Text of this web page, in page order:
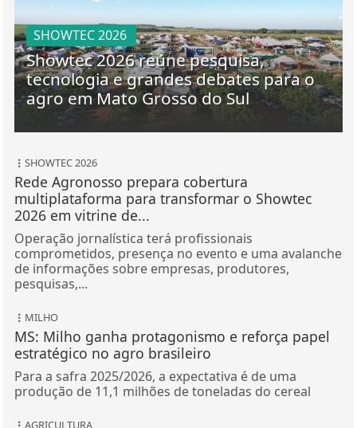
SHOWTEC 2026
Showtec 2026 reúne pesquisa,
tecnologia e grandes debates para o
agro em Mato Grosso do Sul
SHOWTEC 2026
Rede Agronosso prepara cobertura
multiplataforma para transformar o Showtec
2026 em vitrine de...
Operação jornalística terá profissionais
comprometidos, presença no evento e uma avalanche
de informações sobre empresas, produtores,
pesquisas,...
MILHO
MS: Milho ganha protagonismo e reforça papel
estratégico no agro brasileiro
Para a safra 2025/2026, a expectativa é de uma
produção de 11,1 milhões de toneladas do cereal
AGRICULTURA